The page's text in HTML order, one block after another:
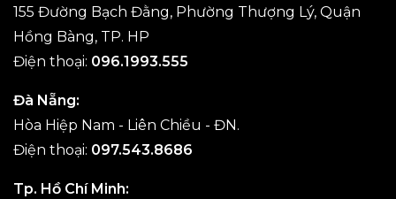
155 Đường Bạch Đằng, Phường Thượng Lý, Quận
Hồng Bàng, TP. HP
Điện thoại: 096.1993.555
Đà Nẵng:
Hòa Hiệp Nam - Liên Chiều - ĐN.
Điện thoại: 097.543.8686
Tp. Hồ Chí Minh: